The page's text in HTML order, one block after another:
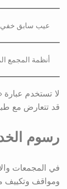
عيب سابق خفي
أنظمة المجمع
لا تستخدم
قد تتعارض مع
رسوم
في المجمعات
ومواقف وتكييف